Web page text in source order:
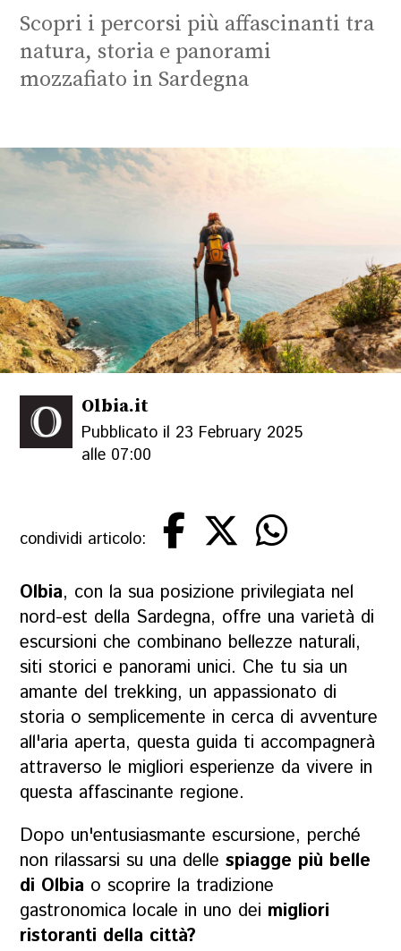
Scopri i percorsi più affascinanti tra
natura, storia e panorami
mozzafiato in Sardegna
Olbia.it
Pubblicato il 23 February 2025
alle 07:00
condividi articolo:
Olbia, con la sua posizione privilegiata nel
nord-est della Sardegna, offre una varietà di
escursioni che combinano bellezze naturali,
siti storici e panorami unici. Che tu sia un
amante del trekking, un appassionato di
storia o semplicemente in cerca di avventure
all'aria aperta, questa guida ti accompagnerà
attraverso le migliori esperienze da vivere in
questa affascinante regione.
Dopo un'entusiasmante escursione, perché
non rilassarsi su una dellespiagge più belle
di Olbia o scoprire la tradizione
gastronomica locale in uno dei migliori
ristoranti della città?